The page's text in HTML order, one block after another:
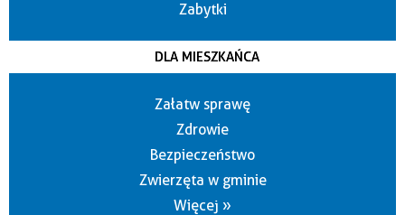
Zabytki
DLA MIESZKAŃCA
Załatw sprawę
Zdrowie
Bezpieczeństwo
Zwierzęta w gminie
Więcej »